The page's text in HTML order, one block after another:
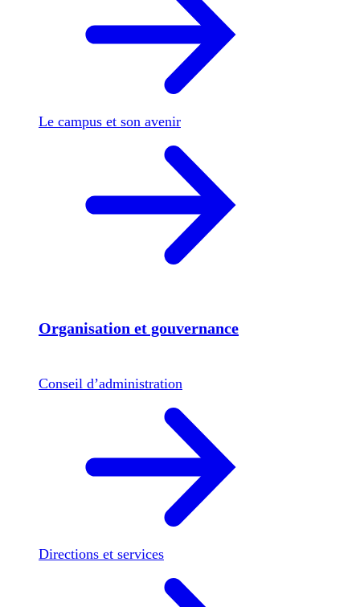
Le campus et son avenir
Organisation et gouvernance
Conseil d’administration
Directions et services